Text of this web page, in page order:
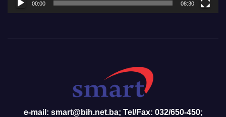
00:00 08:30
e-mail: smart@bih.net.ba; Tel/Fax: 032/650-450;